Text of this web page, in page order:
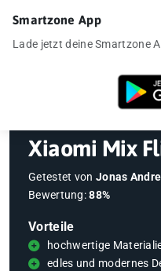
Testberichte
Xiaomi Mix
Getestet von Jonas Andre
Bewertung:88%
Vorteile
hochwertige
edles und modernes
Smartzone App
Lade jetzt deine Smartzone